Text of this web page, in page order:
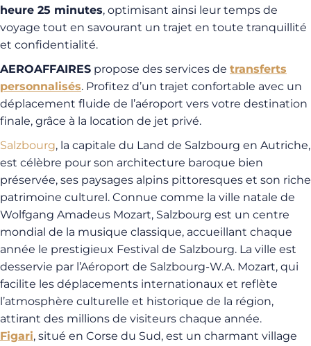
heure 25 minutes, optimisant ainsi leur temps de
voyage tout en savourant un trajet en toute tranquillité
et confidentialité.
AEROAFFAIRES propose des services de transferts
personnalisés. Profitez d’un trajet confortable avec un
déplacement fluide de l’aéroport vers votre destination
finale, grâce à la location de jet privé.
Salzbourg, la capitale du Land de Salzbourg en Autriche,
est célèbre pour son architecture baroque bien
préservée, ses paysages alpins pittoresques et son riche
patrimoine culturel. Connue comme la ville natale de
Wolfgang Amadeus Mozart, Salzbourg est un centre
mondial de la musique classique, accueillant chaque
année le prestigieux Festival de Salzbourg. La ville est
desservie par l’Aéroport de Salzbourg-W.A. Mozart, qui
facilite les déplacements internationaux et reflète
l’atmosphère culturelle et historique de la région,
attirant des millions de visiteurs chaque année.
Figari, situé en Corse du Sud, est un charmant village